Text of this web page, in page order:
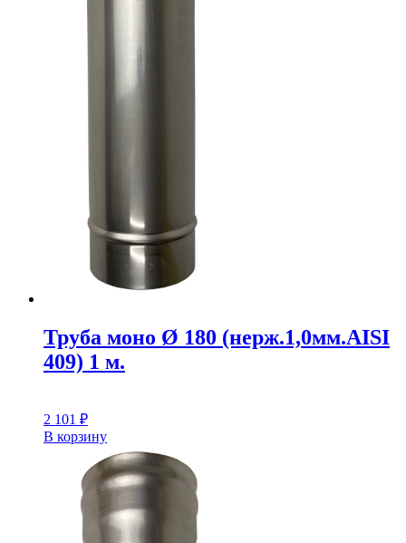
Труба моно Ø 180 (нерж.1,0мм.AISI
409) 1 м.
2 101 ₽
В корзину